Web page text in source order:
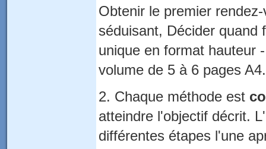
Obtenir le premier
séduisant, Décider quand
unique en format hauteur
volume de 5 à 6 pages A4.
2. Chaque méthode est
atteindre l'objectif décrit.
différentes étapes l'une